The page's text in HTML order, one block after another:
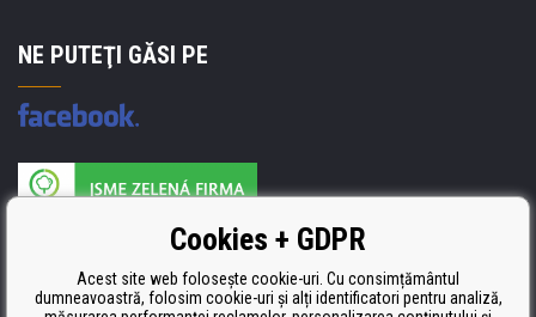
NE PUTEŢI GĂSI PE
Producătorul umpluturii de rezervă este certificat
ISO 9001, ISO 14001 şi STMC.Cookies + GDPR
Acest site web folosește cookie-uri. Cu consimțământul
dumneavoastră, folosim cookie-uri și alți identificatori pentru analiză,